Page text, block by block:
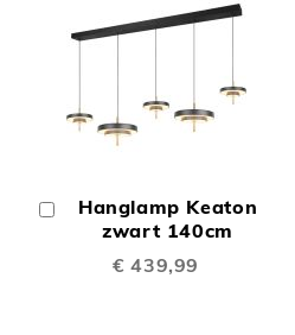
Hanglamp Keaton
zwart 140cm
€ 439,99
Winkelwagen